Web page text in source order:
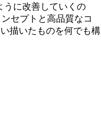
うに改善していくの
セプトと高品質なコ
描いたものを何でも構